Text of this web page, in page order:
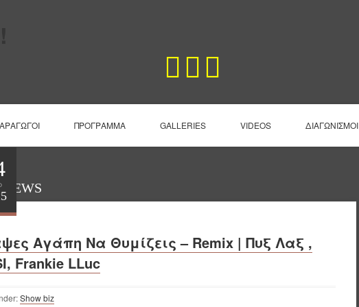
ΠΡΟΓΡΑΜΜΑ GALLERIES VIDEOS ΔΙΑΓΩΝΙΣΜΟΙ
Αγάπη Να Θυμίζεις – Remix | Πυξ Λαξ ,
Frankie LLuc
Show biz